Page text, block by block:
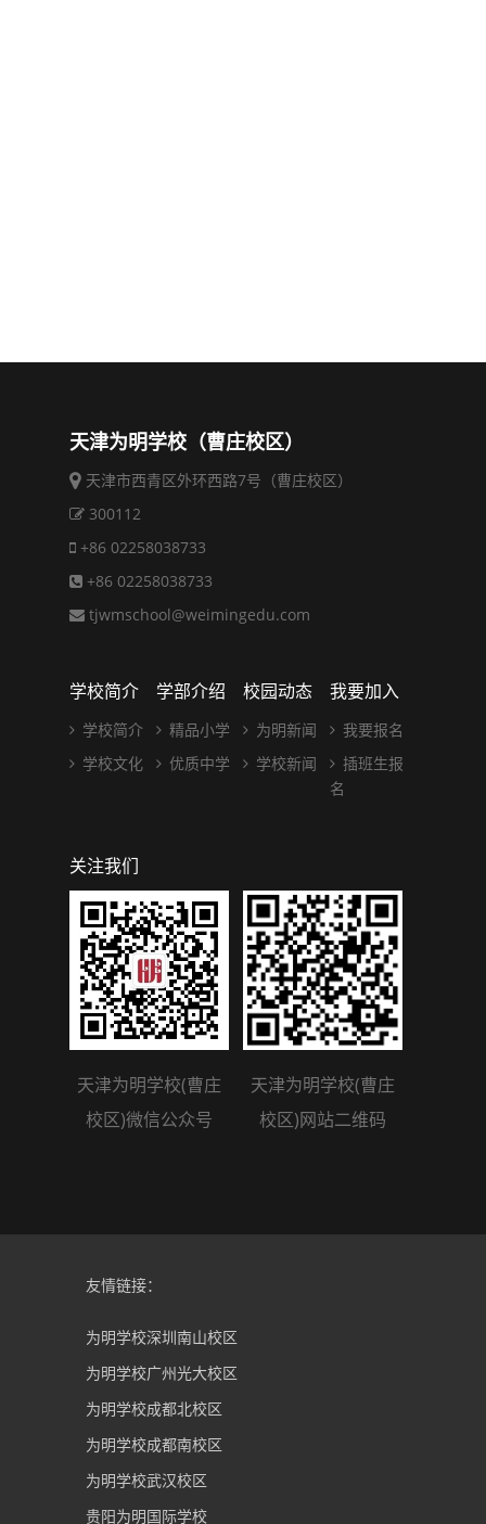
天津为明学校（曹庄校区）
天津市西青区外环西路7号（曹庄校区）
300112
+86 02258038733
+86 02258038733
tjwmschool@weimingedu.com
学校简介
学校简介
学校文化
学部介绍
精品小学
优质中学
校园动态
为明新闻
学校新闻
我要加入
我要报名
插班生报
名
关注我们
天津为明学校(曹庄
校区)微信公众号
天津为明学校(曹庄
校区)网站二维码
友情链接：
为明学校深圳南山校区
为明学校广州光大校区
为明学校成都北校区
为明学校成都南校区
为明学校武汉校区
贵阳为明国际学校